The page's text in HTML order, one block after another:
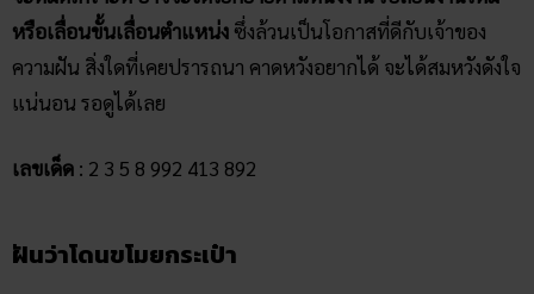
หรือเลื่อนขั้นเลื่อนตำแหน่ง ซึ่งล้วนเป็นโอกาสที่ดีกับเจ้าของ
ความฝัน สิ่งใดที่เคยปรารถนา คาดหวังอยากได้ จะได้สมหวังดังใจ
แน่นอน รอดูได้เลย
เลขเด็ด : 2 3 5 8 992 413 892
ฝันว่าโดนขโมยกระเป๋า